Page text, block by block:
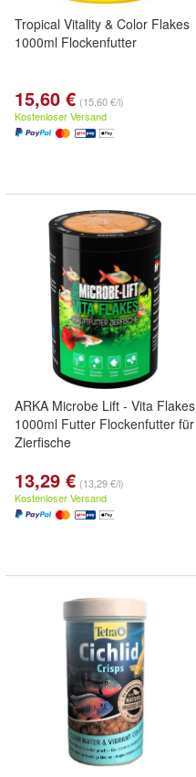
Tropical Vitality & Color Flakes
1000ml Flockenfutter
15,60 € (15,60 €/l)
Kostenloser Versand
ARKA Microbe Lift - Vita Flakes
1000ml Futter Flockenfutter für
Zierfische
13,29 € (13,29 €/l)
Kostenloser Versand